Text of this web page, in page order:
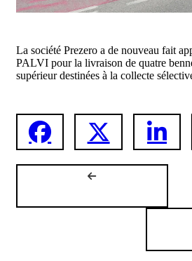
La société Prezero a de nouveau fait
PALVI pour la livraison de quatre
supérieur destinées à la collecte